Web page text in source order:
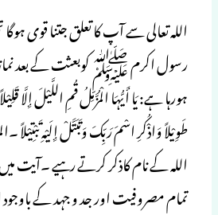
اللہ تعالی سے آپ کا تعلق جتنا قوی
رسول اکرم ﷺ کوبعثت کے بعد نماز
ہورہا ہے: یَا أَیُّہَا الْمُزَّمِّلُ قُمِ اللَّیْلَ
اللہ کے نام کاذکر کرتے رہیے ۔آیت
تمام مصروفیت اور جد و جہد کے